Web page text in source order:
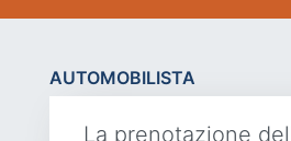
AUTOMOBILISTA
La prenotazione